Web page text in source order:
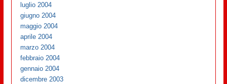
luglio 2004
giugno 2004
maggio 2004
aprile 2004
marzo 2004
febbraio 2004
gennaio 2004
dicembre 2003